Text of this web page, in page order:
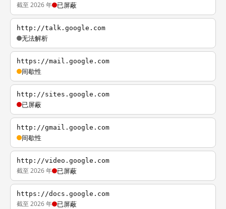
截至 2026 年 已屏蔽
http://talk.google.com
无法解析
https://mail.google.com
间歇性
http://sites.google.com
已屏蔽
http://gmail.google.com
间歇性
http://video.google.com
截至 2026 年 已屏蔽
https://docs.google.com
截至 2026 年 已屏蔽